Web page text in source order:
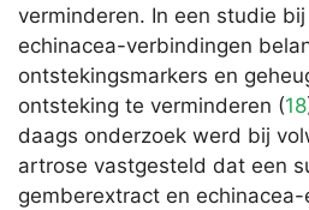
verminderen. In een studie
echinacea-verbindingen
ontstekingsmarkers en
ontsteking te verminderen (18
daags onderzoek werd bij
artrose vastgesteld dat een
gemberextract en